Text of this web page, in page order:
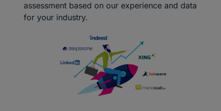
assessment based on our experience and data
for your industry.